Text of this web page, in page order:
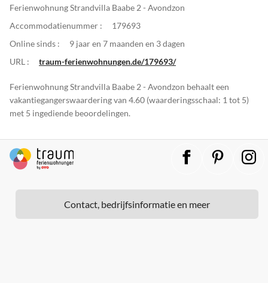
Ferienwohnung Strandvilla Baabe 2 - Avondzon
Accommodatienummer :
179693
Online sinds :
9 jaar en 7 maanden en 3 dagen
URL :
traum-ferienwohnungen.de/179693/
Ferienwohnung Strandvilla Baabe 2 - Avondzon behaalt een
vakantiegangerswaardering van 4.60 (waarderingsschaal: 1 tot 5)
met 5 ingediende beoordelingen.
Contact, bedrijfsinformatie en meer